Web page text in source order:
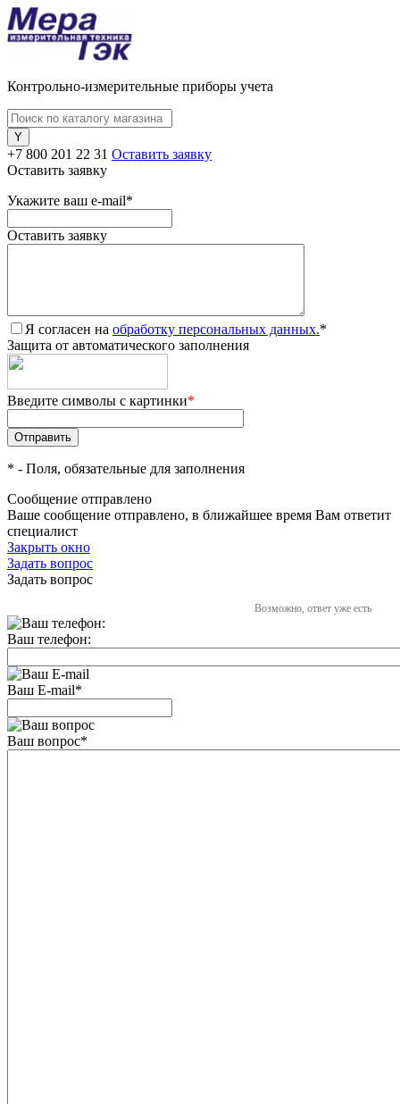
Контрольно-измерительные приборы учета
+7 800 201 22 31 Оставить заявку
Оставить заявку
Укажите ваш e-mail*
Оставить заявку
Я согласен на обработку персональных данных.*
Защита от автоматического заполнения
Введите символы с картинки*
* - Поля, обязательные для заполнения
Сообщение отправлено
Ваше сообщение отправлено, в ближайшее время Вам ответит
специалист
Закрыть окно
Задать вопрос
Задать вопрос
Возможно, ответ уже есть
Ваш телефон:
Ваш E-mail*
Ваш вопрос*